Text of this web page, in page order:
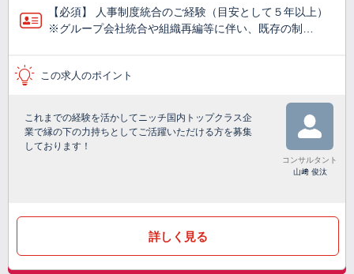
【必須】 人事制度統合のご経験（目安として５年以上）
※グループ会社統合や組織再編等に伴い、既存の制…
この求人のポイント
これまでの経験を活かしてニッチ国内トップクラス企
業で縁の下の力持ちとしてご活躍いただける方を募集
しております！
コンサルタント
山﨑 俊汰
詳しく見る